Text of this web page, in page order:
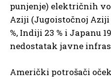
punjenje) električnih
Aziji (Jugoistočnoj Aziji
%, Indiji 23 % i Japanu
nedostatak javne
Američki potrošači